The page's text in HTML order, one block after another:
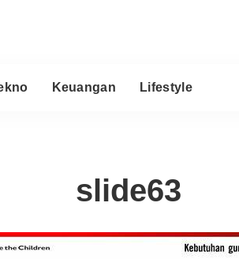
Keuangan Lifestyle
slide63